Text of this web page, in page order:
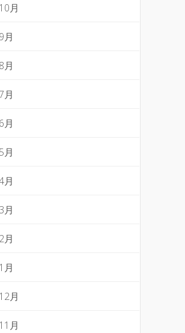
月
月
月
月
月
月
月
月
月
月
月
月